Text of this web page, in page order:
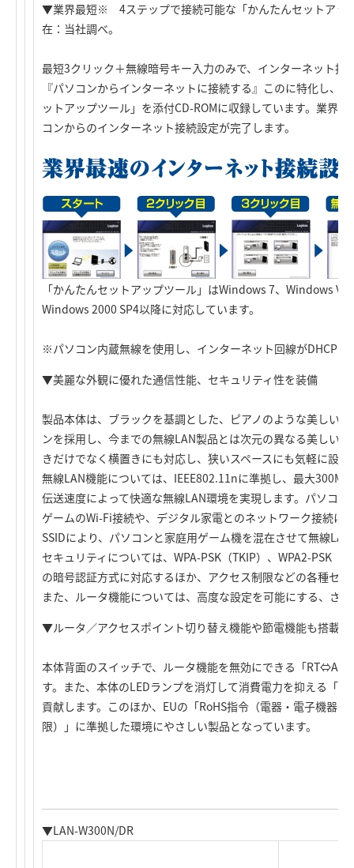
▼業界最短※ 4ステップで接続可能な「かんたんセットア
在：当社調べ。
最短3クリック＋無線暗号キー入力のみで、インターネット
『パソコンからインターネットに接続する』このに特化し、
ットアップツール」を添付CD-ROMに収録しています。業界
コンからのインターネット接続設定が完了します。
「かんたんセットアップツール」はWindows 7、Windows
Windows 2000 SP4以降に対応しています。
※パソコン内蔵無線を使用し、インターネット回線がDHCPの
▼美麗な外観に優れた通信性能、セキュリティ性を装備
製品本体は、ブラックを基調とした、ピアノのような美しい
ンを採用し、今までの無線LAN製品とは次元の異なる美しい
きだけでなく横置きにも対応し、狭いスペースにも気軽に設置
無線LAN機能については、IEEE802.11nに準拠し、最大
伝送速度によって快適な無線LAN環境を実現します。パソコ
ゲームのWi-Fi接続や、デジタル家電とのネットワーク接続に
SSIDにより、パソコンと家庭用ゲーム機を混在させて無線
セキュリティについては、WPA-PSK（TKIP）、WPA2-PSK（
の暗号認証方式に対応するほか、アクセス制限などの各種セ
また、ルータ機能については、高度な設定を可能にする、さ
▼ルータ／アクセスポイント切り替え機能や節電機能も搭載
本体背面のスイッチで、ルータ機能を無効にできる「RT⇔AP
す。また、本体のLEDランプを消灯して消費電力を抑える「
貢献します。このほか、EUの「RoHS指令（電器・電子機器
限）」に準拠した環境にやさしい製品となっています。
▼LAN-W300N/DR